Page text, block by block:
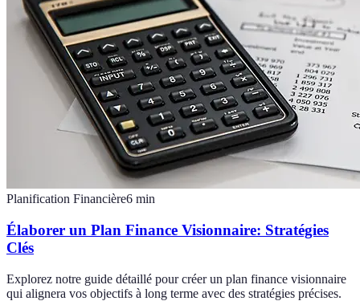
Planification Financière6 min
Élaborer un Plan Finance Visionnaire: Stratégies
Clés
Explorez notre guide détaillé pour créer un plan finance visionnaire
qui alignera vos objectifs à long terme avec des stratégies précises.